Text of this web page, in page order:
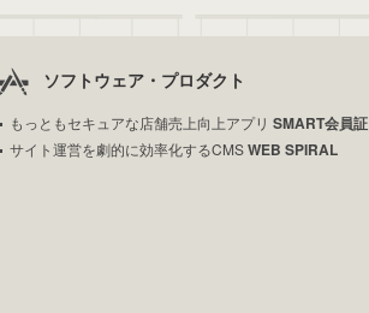
ソフトウェア・プロダクト
もっともセキュアな店舗売上向上アプリ SMART会員証
サイト運営を劇的に効率化するCMSWEB SPIRAL